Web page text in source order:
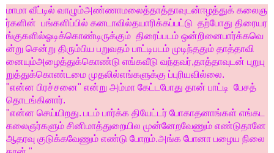
மாமா வீட்டில் வாழும்அண்ணாமலைத்தாத்தாவுடன்ஈழத்துக் கலைஞ
ர்களின் பங்களிப்பில் கனடாவில்தயாரிக்கப்பட்டு தற்போது திரையர
ங்குகளில்ஓடிக்கொண்டிருக்கும் திரைப்படம் ஒன்றினைபார்க்கவெ
ன்று சென்று திரும்பிய பறுவதம் பாட்டிபடம் முடிந்ததும் தாத்தாவி
னையும்அழைத்துக்கொண்டு எங்கவீடு வந்தவர்,தாத்தாவுடன் புறுபு
றுத்துக்கொண்டமை முதலில்எங்களுக்கு ப்புரியவில்லை.
"என்ன பிரச்சனை" என்று அம்மா கேட்டபோது தான் பாட்டி பேசத்
தொடங்கினார்.
"என்ன செய்யிறது. படம் பார்க்க தியேட்டர் போகாதனாங்கள் எங்கட
கலைஞர்களும் சினிமாத்துறையில முன்னேறவேணும் எண்டுதானே
ஆதரவு குடுக்கவேணும் எண்டு போறம்.அங்க போனா பழைய நிலை